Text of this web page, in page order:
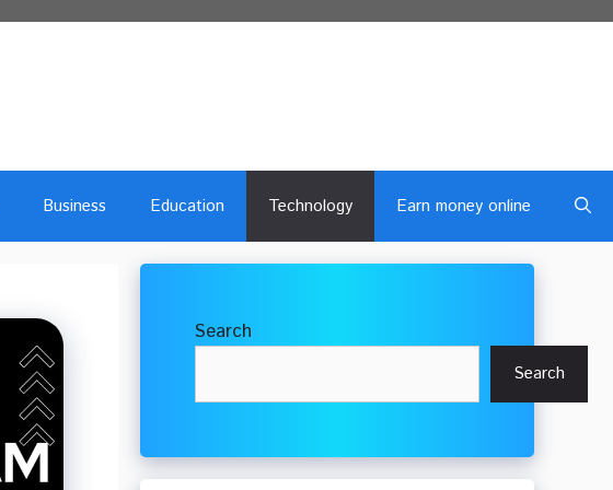
Business Education Technology Earn money online
Search
Search